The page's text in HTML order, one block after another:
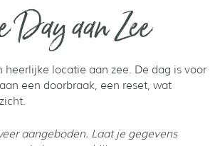
Day aan Zee
heerlijke locatie aan zee. De dag is voor
een doorbraak, een reset, wat
aangeboden. Laat je gegevens